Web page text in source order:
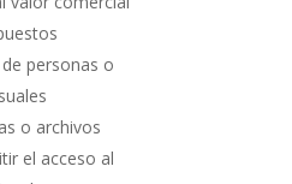
personas o
o archivos
el acceso al